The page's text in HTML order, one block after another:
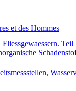
et des Hommes